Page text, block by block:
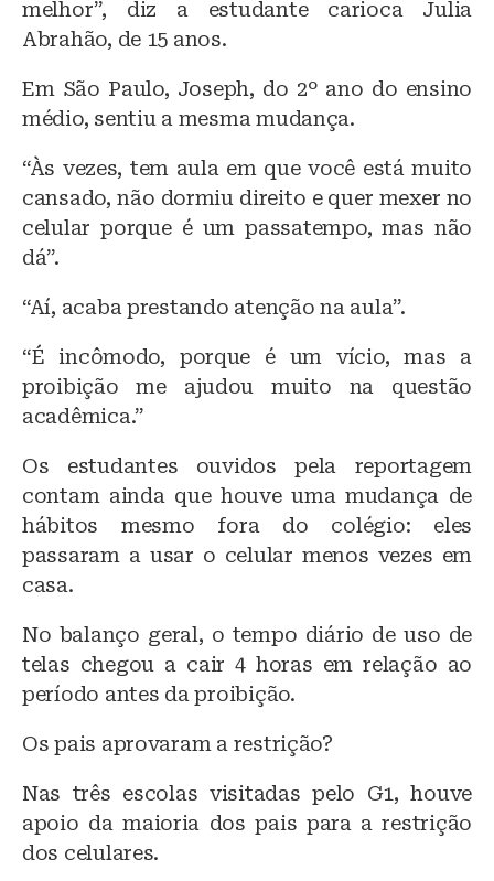
melhor”, diz a estudante carioca Julia
Abrahão, de 15 anos.
Em São Paulo, Joseph, do 2º ano do ensino
médio, sentiu a mesma mudança.
“Às vezes, tem aula em que você está muito
cansado, não dormiu direito e quer mexer no
celular porque é um passatempo, mas não
dá”.
“Aí, acaba prestando atenção na aula”.
“É incômodo, porque é um vício, mas a
proibição me ajudou muito na questão
acadêmica.”
Os estudantes ouvidos pela reportagem
contam ainda que houve uma mudança de
hábitos mesmo fora do colégio: eles
passaram a usar o celular menos vezes em
casa.
No balanço geral, o tempo diário de uso de
telas chegou a cair 4 horas em relação ao
período antes da proibição.
Os pais aprovaram a restrição?
Nas três escolas visitadas pelo G1, houve
apoio da maioria dos pais para a restrição
dos celulares.